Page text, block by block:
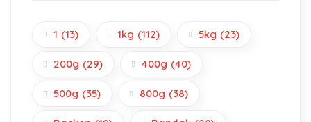
1 (13) 1kg (112) 5kg (23)
200g (29) 400g (40)
500g (35) 800g (38)